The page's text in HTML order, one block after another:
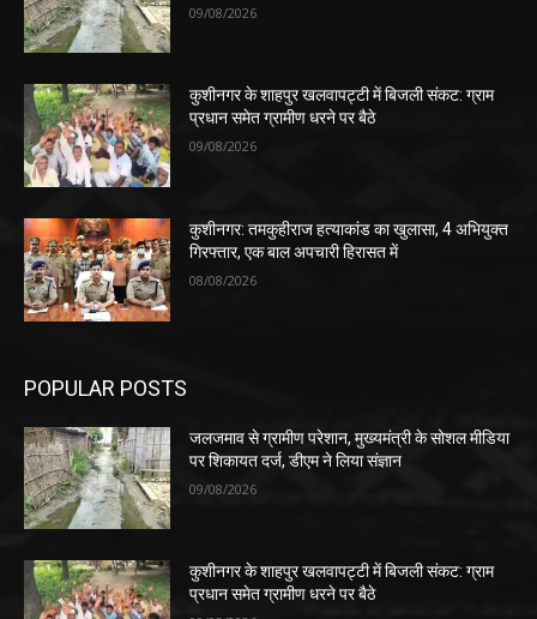
09/08/2026
कुशीनगर के शाहपुर खलवापट्टी में बिजली संकट: ग्राम
प्रधान समेत ग्रामीण धरने पर बैठे
09/08/2026
कुशीनगर: तमकुहीराज हत्याकांड का खुलासा, 4 अभियुक्त
गिरफ्तार, एक बाल अपचारी हिरासत में
08/08/2026
POPULAR POSTS
जलजमाव से ग्रामीण परेशान, मुख्यमंत्री के सोशल मीडिया
पर शिकायत दर्ज, डीएम ने लिया संज्ञान
09/08/2026
कुशीनगर के शाहपुर खलवापट्टी में बिजली संकट: ग्राम
प्रधान समेत ग्रामीण धरने पर बैठे